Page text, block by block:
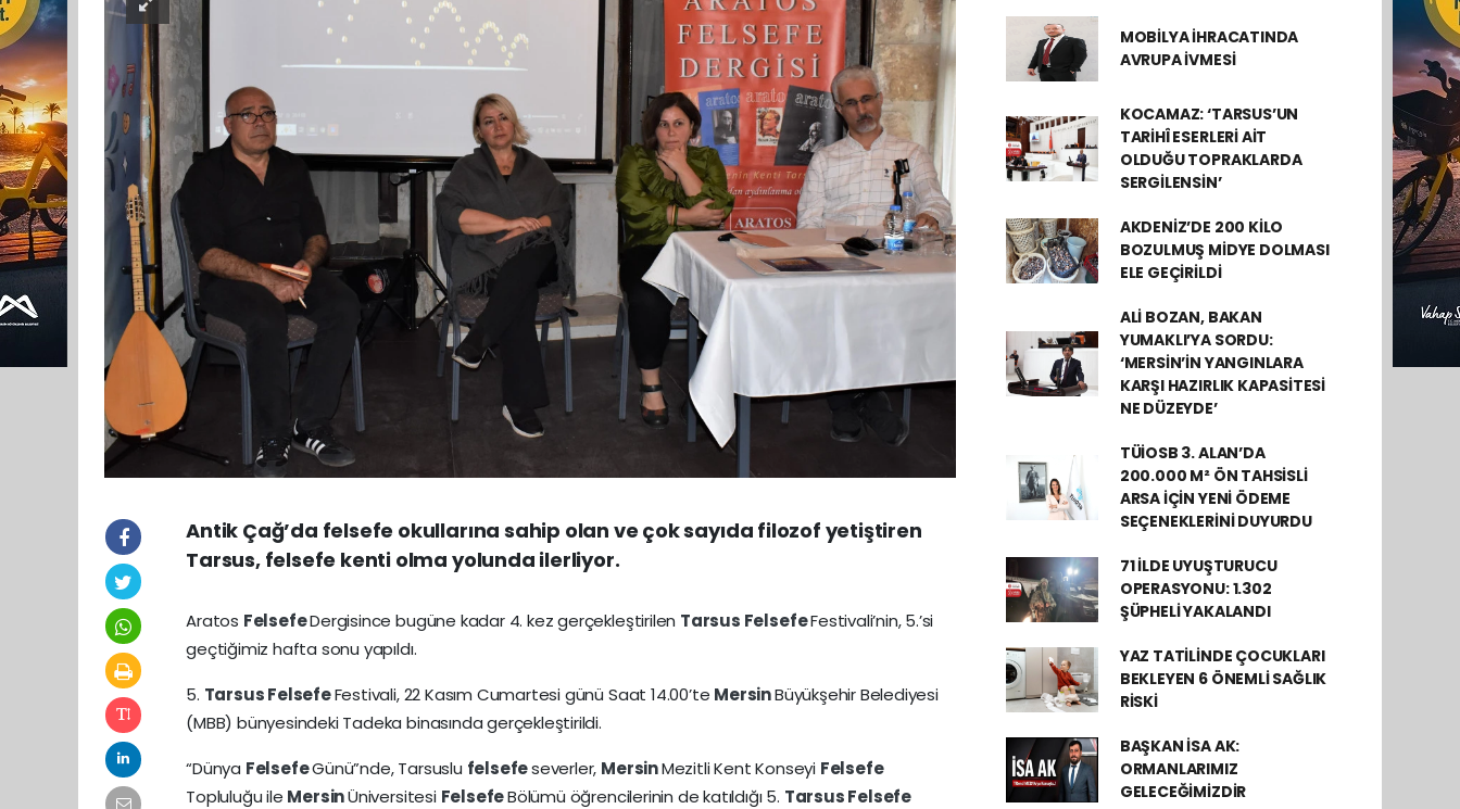
Antik Çağ’da felsefe okullarına sahip olan ve çok sayıda filozof yetiştiren
Tarsus, felsefe kenti olma yolunda ilerliyor.
Aratos FelsefeDergisince bugüne kadar 4. kez gerçekleştirilen Tarsus FelsefeFestivali’nin, 5.’si
geçtiğimiz hafta sonu yapıldı.
5. TarsusFelsefeFestivali, 22 Kasım Cumartesi günü Saat 14.00’te MersinBüyükşehir Belediyesi
(MBB) bünyesindeki Tadeka binasında gerçekleştirildi.
“Dünya FelsefeGünü”nde, Tarsuslu felsefeseverler, MersinMezitli Kent Konseyi Felsefe
Topluluğu ile MersinÜniversitesi FelsefeBölümü öğrencilerinin de katıldığı 5. TarsusFelsefe
MOBİLYA İHRACATINDA
AVRUPA İVMESİ
KOCAMAZ: ‘TARSUS’UN
TARİHÎ ESERLERİ AİT
OLDUĞU TOPRAKLARDA
SERGİLENSİN’
AKDENİZ’DE 200 KİLO
BOZULMUŞ MİDYE DOLMASI
ELE GEÇİRİLDİ
ALİ BOZAN, BAKAN
YUMAKLI’YA SORDU:
‘MERSİN’İN YANGINLARA
KARŞI HAZIRLIK KAPASİTESİ
NE DÜZEYDE’
TÜİOSB 3. ALAN’DA
200.000 M² ÖN TAHSİSLİ
ARSA İÇİN YENİ ÖDEME
SEÇENEKLERİNİ DUYURDU
71 İLDE UYUŞTURUCU
OPERASYONU: 1.302
ŞÜPHELİ YAKALANDI
YAZ TATİLİNDE ÇOCUKLARI
BEKLEYEN 6 ÖNEMLİ SAĞLIK
RİSKİ
BAŞKAN İSA AK:
ORMANLARIMIZ
GELECEĞİMİZDİR